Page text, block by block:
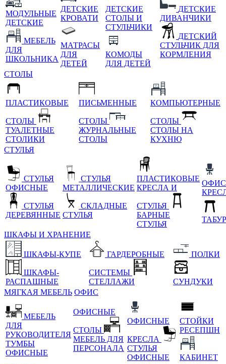
МОДУЛЬНЫЕ
ДЕТСКИЕ
МЕБЕЛЬ
ДЛЯ
ШКОЛЬНИКА
ДЕТСКИЕ
КРОВАТИ
МАТРАСЫ
ДЛЯ
ДЕТЕЙ
ДЕТСКИЕ
СТОЛЫ И
СТУЛЬЧИКИ
КОМОДЫ
ДЛЯ ДЕТЕЙ
ДЕТСКИЕ
ДИВАНЧИКИ
ДЕТСКИЙ
СТУЛЬЧИК ДЛЯ
КОРМЛЕНИЯ
СТОЛЫ
ПЛАСТИКОВЫЕ
СТОЛЫ
ТУАЛЕТНЫЕ
СТОЛИКИ
ПИСЬМЕННЫЕ
СТОЛЫ
ЖУРНАЛЬНЫЕ
СТОЛЫ
КОМПЬЮТЕРНЫЕ
СТОЛЫ
СТОЛЫ НА
КУХНЮ
СТУЛЬЯ
СТУЛЬЯ
ОФИСНЫЕ
СТУЛЬЯ
ДЕРЕВЯННЫЕ
СТУЛЬЯ
МЕТАЛЛИЧЕСКИЕ
СКЛАДНЫЕ
СТУЛЬЯ
ПЛАСТИКОВЫЕ
КРЕСЛА И
СТУЛЬЯ
БАРНЫЕ
СТУЛЬЯ
ШКАФЫ И ХРАНЕНИЕ
ШКАФЫ-КУПЕ
ШКАФЫ-
РАСПАШНЫЕ
ГАРДЕРОБНЫЕ
СИСТЕМЫ
СТЕЛЛАЖИ
ПОЛКИ
СУНДУКИ
МЯГКАЯ МЕБЕЛЬ ОФИС
МЕБЕЛЬ
ДЛЯ
РУКОВОДИТЕЛЯ
ТУМБЫ
ОФИСНЫЕ
ОФИСНЫЕ
СТОЛЫ
МЕБЕЛЬ ДЛЯ
ПЕРСОНАЛА
ОФИСНЫЕ
КРЕСЛА
СТУЛЬЯ
ОФИСНЫЕ
СТОЙКИ
РЕСЕПШН
КАБИНЕТ